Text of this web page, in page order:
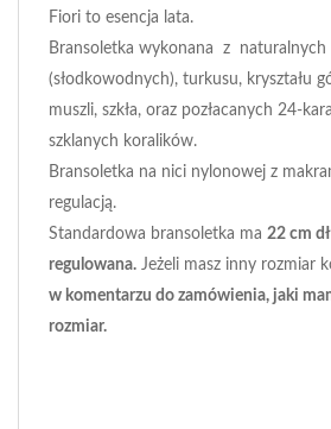
Fiori to esencja lata.
Bransoletka wykonana z naturalnych
(słodkowodnych), turkusu, kryształu
muszli, szkła, oraz pozłacanych 24-
szklanych koralików.
Bransoletka na nici nylonowej z
regulacją.
Standardowa bransoletka ma 22 cm
regulowana. Jeżeli masz inny rozmiar
w komentarzu do zamówienia, jaki
rozmiar.